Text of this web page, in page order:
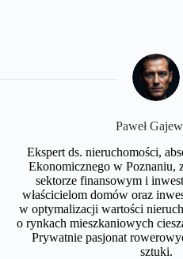
Paweł
Ekspert ds. nieruchomości,
Ekonomicznego w Poznaniu,
sektorze finansowym i
właścicielom domów oraz
w optymalizacji wartości
o rynkach mieszkaniowych
Prywatnie pasjonat
sztuki.